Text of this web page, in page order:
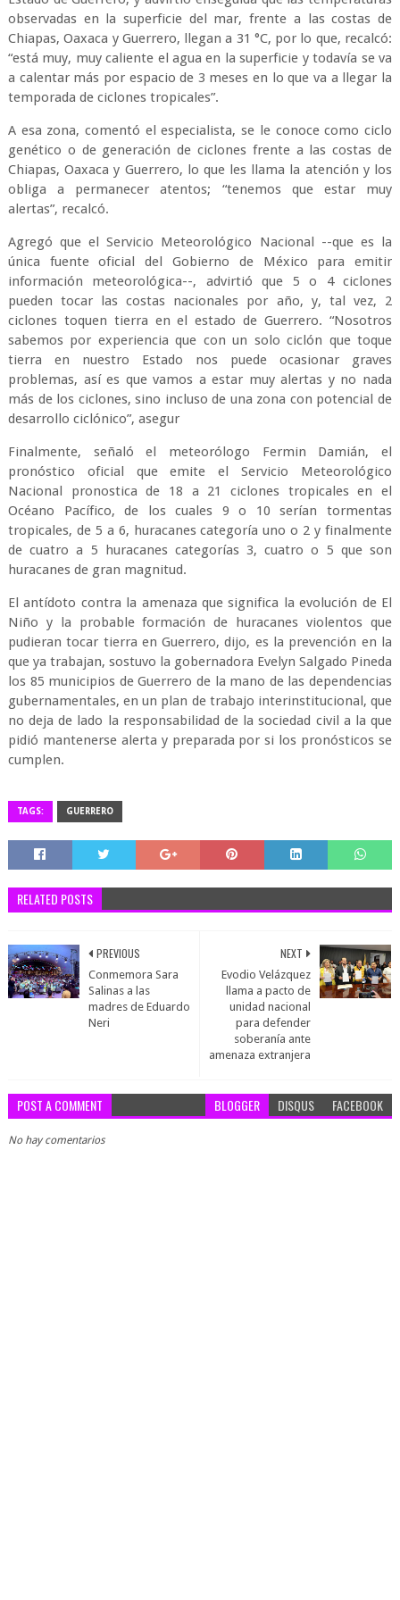
observadas en la superficie del mar, frente a las costas de
Chiapas, Oaxaca y Guerrero, llegan a 31 °C, por lo que, recalcó:
“está muy, muy caliente el agua en la superficie y todavía se va
a calentar más por espacio de 3 meses en lo que va a llegar la
temporada de ciclones tropicales”.
A esa zona, comentó el especialista, se le conoce como ciclo
genético o de generación de ciclones frente a las costas de
Chiapas, Oaxaca y Guerrero, lo que les llama la atención y los
obliga a permanecer atentos; “tenemos que estar muy
alertas”, recalcó.
Agregó que el Servicio Meteorológico Nacional --que es la
única fuente oficial del Gobierno de México para emitir
información meteorológica--, advirtió que 5 o 4 ciclones
pueden tocar las costas nacionales por año, y, tal vez, 2
ciclones toquen tierra en el estado de Guerrero. “Nosotros
sabemos por experiencia que con un solo ciclón que toque
tierra en nuestro Estado nos puede ocasionar graves
problemas, así es que vamos a estar muy alertas y no nada
más de los ciclones, sino incluso de una zona con potencial de
desarrollo ciclónico”, asegur
Finalmente, señaló el meteorólogo Fermin Damián, el
pronóstico oficial que emite el Servicio Meteorológico
Nacional pronostica de 18 a 21 ciclones tropicales en el
Océano Pacífico, de los cuales 9 o 10 serían tormentas
tropicales, de 5 a 6, huracanes categoría uno o 2 y finalmente
de cuatro a 5 huracanes categorías 3, cuatro o 5 que son
huracanes de gran magnitud.
El antídoto contra la amenaza que significa la evolución de El
Niño y la probable formación de huracanes violentos que
pudieran tocar tierra en Guerrero, dijo, es la prevención en la
que ya trabajan, sostuvo la gobernadora Evelyn Salgado Pineda
los 85 municipios de Guerrero de la mano de las dependencias
gubernamentales, en un plan de trabajo interinstitucional, que
no deja de lado la responsabilidad de la sociedad civil a la que
pidió mantenerse alerta y preparada por si los pronósticos se
cumplen.
TAGS: GUERRERO
RELATED POSTS
NEXT
Evodio Velázquez
llama a pacto de
unidad nacional
para defender
soberanía ante
amenaza extranjera
PREVIOUS
Conmemora Sara
Salinas a las
madres de Eduardo
Neri
POST A COMMENT BLOGGER DISQUS FACEBOOK
No hay comentarios